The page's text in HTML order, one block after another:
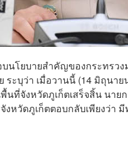
บนโยบายสำคัญของกระทร
ะบุว่า เมื่อวานนี้ (14 มิถุนาย
ที่จังหวัดภูเก็ตเสร็จสิ้น นาย
หวัดภูเก็ตตอบกลับเพียงว่า